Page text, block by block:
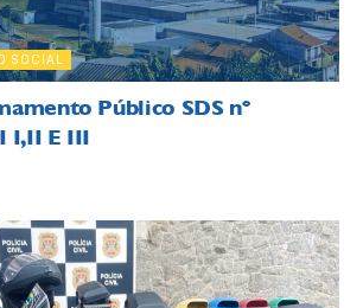
SOCIAL
Público SDS nº
I,II E III